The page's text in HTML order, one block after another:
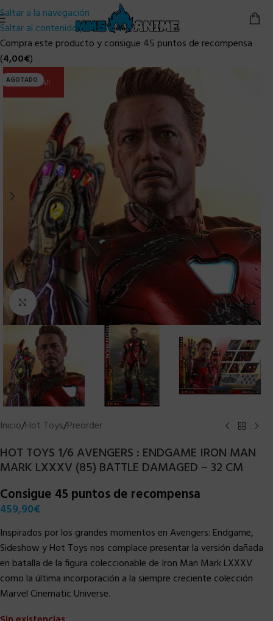
Saltar a la navegación
Saltar al contenido principal
Compra este producto y consigue 45 puntos de recompensa
(4,00€)
AGOTADO
ULTIMA!!
Clic para ampliar
Inicio/Hot Toys/Preorder
HOT TOYS 1/6 AVENGERS : ENDGAME IRON MAN
MARK LXXXV (85) BATTLE DAMAGED – 32 CM
Consigue 45 puntos de recompensa
459,90€
Inspirados por los grandes momentos en Avengers: Endgame,
Sideshow y Hot Toys nos complace presentar la versión dañada
en batalla de la figura coleccionable de Iron Man Mark LXXXV
como la última incorporación a la siempre creciente colección
Marvel Cinematic Universe.